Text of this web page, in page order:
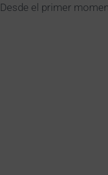
Desde el primer